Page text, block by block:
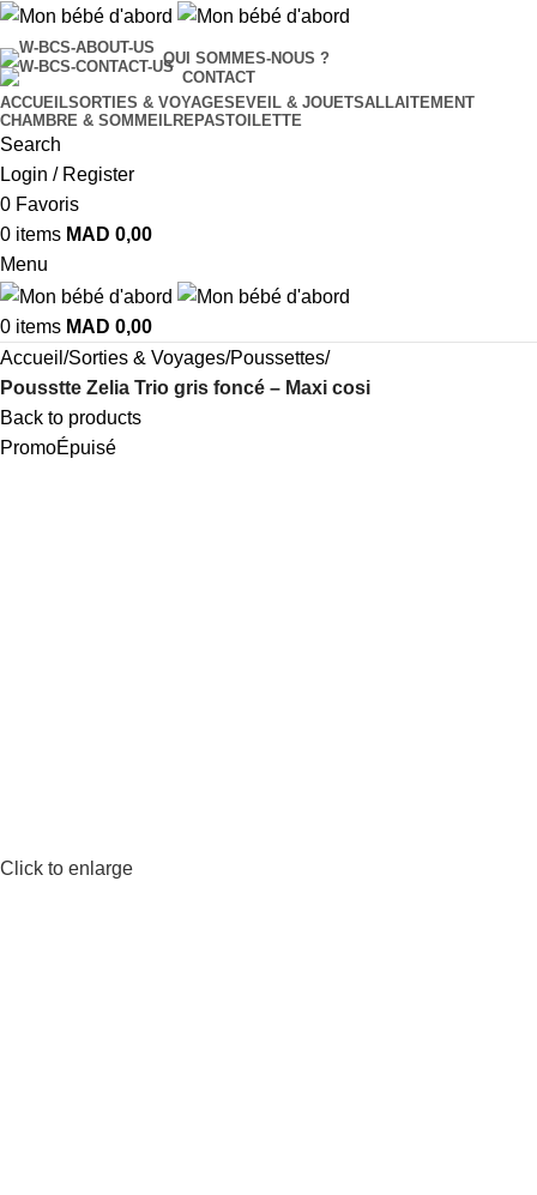
QUI SOMMES-NOUS ?
CONTACT
ACCUEILSORTIES & VOYAGES EVEIL & JOUETSALLAITEMENT
CHAMBRE & SOMMEILREPASTOILETTE
Search
Login / Register
0 Favoris
0 items MAD 0,00
Menu
0 items MAD 0,00
Accueil Sorties & Voyages Poussettes
Pousstte Zelia Trio gris foncé – Maxi cosi
Back to products
PromoÉpuisé
Click to enlarge